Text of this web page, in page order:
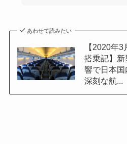
あわせて読みたい
【2020年
搭乗記】
響で日本国
深刻な航...